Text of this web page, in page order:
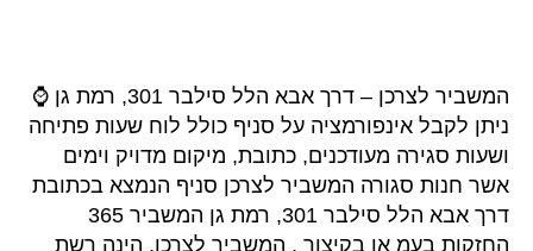
המשביר לצרכן – דרך אבא הלל סילבר 301, רמת גן ⌚
ניתן לקבל אינפורמציה על סניף כולל לוח שעות פתיחה
ושעות סגירה מעודכנים, כתובת, מיקום מדויק וימים
אשר חנות סגורה המשביר לצרכן סניף הנמצא בכתובת
דרך אבא הלל סילבר 301, רמת גן המשביר 365
החזקות בעמ או בקיצור , המשביר לצרכן, הינה רשת